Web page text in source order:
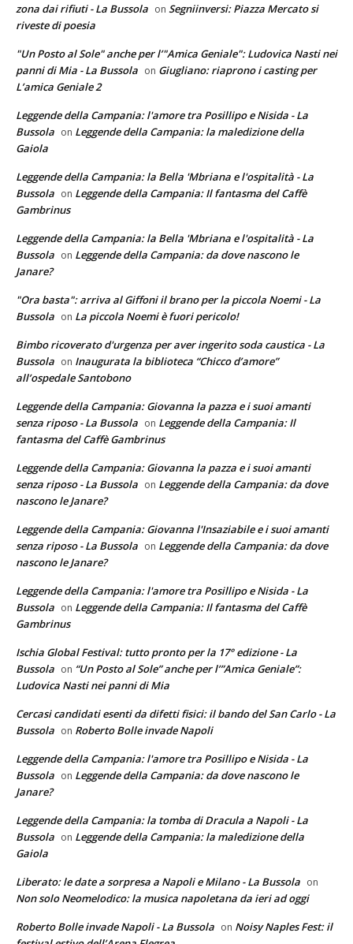
zona dai rifiuti - La Bussola on Segniinversi: Piazza Mercato si
riveste di poesia
"Un Posto al Sole" anche per l’"Amica Geniale": Ludovica Nasti nei
panni di Mia - La Bussola on Giugliano: riaprono i casting per
L’amica Geniale 2
Leggende della Campania: l'amore tra Posillipo e Nisida - La
Bussola on Leggende della Campania: la maledizione della
Gaiola
Leggende della Campania: la Bella 'Mbriana e l'ospitalità - La
Bussola on Leggende della Campania: Il fantasma del Caffè
Gambrinus
Leggende della Campania: la Bella 'Mbriana e l'ospitalità - La
Bussola on Leggende della Campania: da dove nascono le
Janare?
"Ora basta": arriva al Giffoni il brano per la piccola Noemi - La
Bussola on La piccola Noemi è fuori pericolo!
Bimbo ricoverato d'urgenza per aver ingerito soda caustica - La
Bussola on Inaugurata la biblioteca “Chicco d’amore”
all’ospedale Santobono
Leggende della Campania: Giovanna la pazza e i suoi amanti
senza riposo - La Bussola on Leggende della Campania: Il
fantasma del Caffè Gambrinus
Leggende della Campania: Giovanna la pazza e i suoi amanti
senza riposo - La Bussola on Leggende della Campania: da dove
nascono le Janare?
Leggende della Campania: Giovanna l'Insaziabile e i suoi amanti
senza riposo - La Bussola on Leggende della Campania: da dove
nascono le Janare?
Leggende della Campania: l'amore tra Posillipo e Nisida - La
Bussola on Leggende della Campania: Il fantasma del Caffè
Gambrinus
Ischia Global Festival: tutto pronto per la 17° edizione - La
Bussola on “Un Posto al Sole” anche per l’”Amica Geniale”:
Ludovica Nasti nei panni di Mia
Cercasi candidati esenti da difetti fisici: il bando del San Carlo - La
Bussola on Roberto Bolle invade Napoli
Leggende della Campania: l'amore tra Posillipo e Nisida - La
Bussola on Leggende della Campania: da dove nascono le
Janare?
Leggende della Campania: la tomba di Dracula a Napoli - La
Bussola on Leggende della Campania: la maledizione della
Gaiola
Liberato: le date a sorpresa a Napoli e Milano - La Bussola on
Non solo Neomelodico: la musica napoletana da ieri ad oggi
Roberto Bolle invade Napoli - La Bussola on Noisy Naples Fest: il